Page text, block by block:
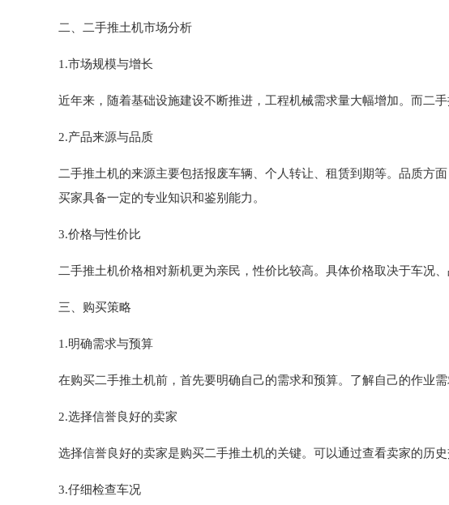
二、二手推土机市场分析
1.市场规模与增长
近年来，随着基础设施建设不断推进，工程机械需求量大幅增加。而二
2.产品来源与品质
二手推土机的来源主要包括报废车辆、个人转让、租赁到期等。品质方
买家具备一定的专业知识和鉴别能力。
3.价格与性价比
二手推土机价格相对新机更为亲民，性价比较高。具体价格取决于车况
三、购买策略
1.明确需求与预算
在购买二手推土机前，首先要明确自己的需求和预算。了解自己的作业
2.选择信誉良好的卖家
选择信誉良好的卖家是购买二手推土机的关键。可以通过查看卖家的历
3.仔细检查车况